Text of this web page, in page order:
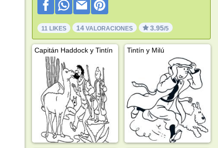
11 LIKES 14VALORACIONES 3.95/5
Capitán Haddock y Tintín Tintín y Milú